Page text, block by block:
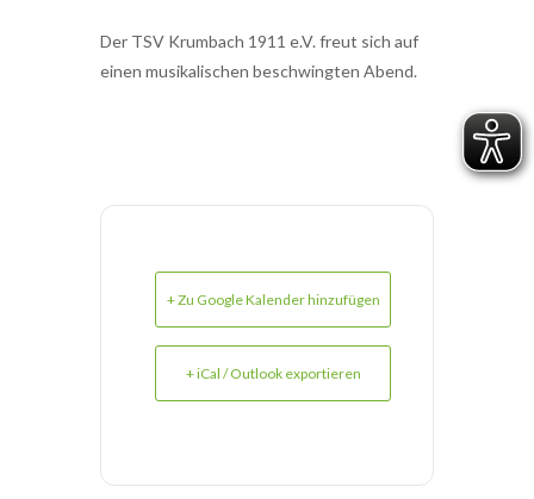
Der TSV Krumbach 1911 e.V. freut sich auf
einen musikalischen beschwingten Abend.
+ Zu Google Kalender hinzufügen
+ iCal / Outlook exportieren